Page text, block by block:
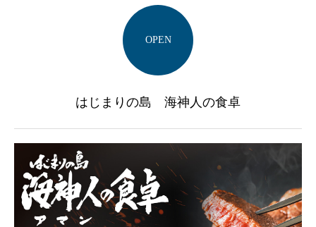
OPEN
はじまりの島 海神人の食卓